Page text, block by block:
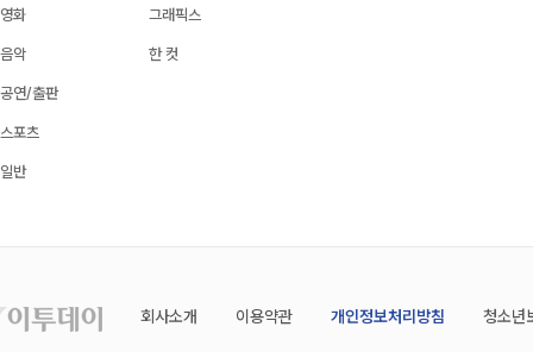
영화
음악
공연/출판
스포츠
일반
그래픽스
한 컷
회사소개 이용약관 개인정보처리방침 청소년